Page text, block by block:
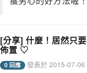
[分享] 什麼！居然只
佈置 ♡
0 回應 發表於 2015-07-06